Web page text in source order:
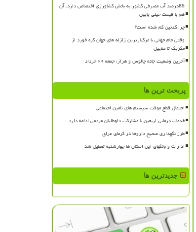
85درصد آب مصرفی کشور به بخش کشاورزی اختصاص دارد، آن
هم با قیمت خیلی پایین
چرا کدئین کم شده است؟
وقتی جام جهانی با مرگبارترین زلزله های جهان گره خورد از
مکزیک تا منجیل
آخرین وضعیت جاده چالوس و هراز، جمعه ۲۹ خرداد
پربحث ترین ها
احتمال قطع موقت سیستم های تامین اجتماعی
خدمات درمانی اربعین با مشارکت داوطلبان مردمی ادامه دارد
طرز نگهداری صحیح داروها در گرمای عراق
ادارات و بانکهای این استان ها چهارشنبه تعطیل شد
جدیدترین ها